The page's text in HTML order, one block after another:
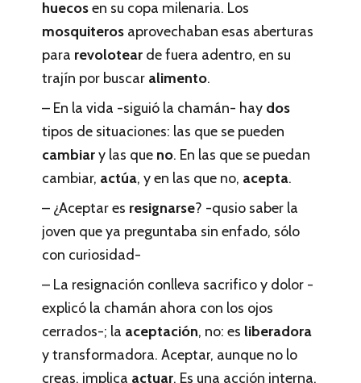
huecosen su copa milenaria. Los
mosquiteros aprovechaban esas aberturas
para revolotear de fuera adentro, en su
trajín por buscar alimento.
– En la vida -siguió la chamán- hay dos
tipos de situaciones: las que se pueden
cambiary las que no. En las que se puedan
cambiar, actúa, y en las que no, acepta.
– ¿Aceptar es resignarse? -qusio saber la
joven que ya preguntaba sin enfado, sólo
con curiosidad-
– La resignación conlleva sacrifico y dolor -
explicó la chamán ahora con los ojos
cerrados-; la aceptación, no: es liberadora
y transformadora. Aceptar, aunque no lo
creas, implica actuar. Es una acción interna.